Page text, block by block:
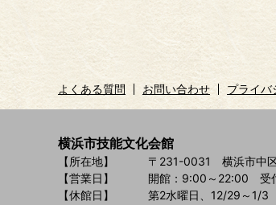
よくある質問 お問い合わせ プライバ
横浜市技能文化会館
【所在地】
〒231-0031 横浜市中
【営業日】
開館：9:00～22:00
受
【休館日】
第2水曜日、12/29～1/3